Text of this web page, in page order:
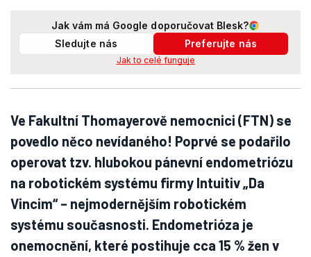
Jak vám má Google doporučovat Blesk?
Sledujte nás
Preferujte nás
Jak to celé funguje
Ve Fakultní Thomayerově nemocnici (FTN) se
povedlo něco nevídaného! Poprvé se podařilo
operovat tzv. hlubokou pánevní endometriózu
na robotickém systému firmy Intuitiv „Da
Vincim“ – nejmodernějším robotickém
systému současnosti. Endometrióza je
onemocnění, které postihuje cca 15 % žen v